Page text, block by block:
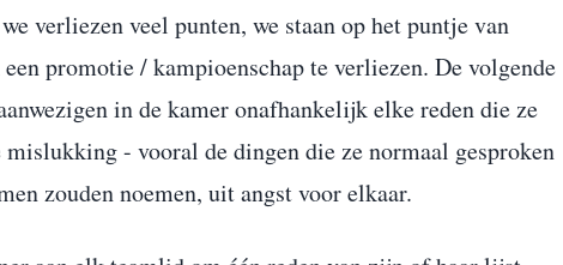
verliezen veel punten, we staan op het puntje van
promotie / kampioenschap te verliezen. De volgende
in de kamer onafhankelijk elke reden die ze
mislukking - vooral de dingen die ze normaal gesproken
zouden noemen, uit angst voor elkaar.